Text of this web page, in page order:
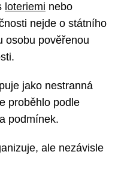
loteriemi nebo
nejde o státního
osobu pověřenou
jako nestranná
proběhlo podle
podmínek.
ale nezávisle